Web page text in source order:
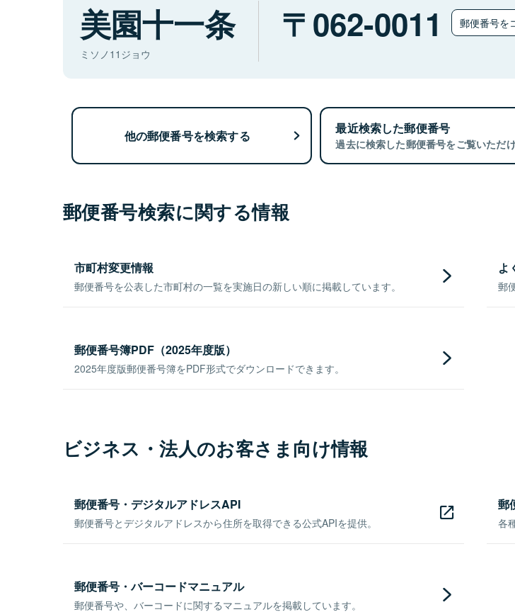
美園十一条
ミソノ11ジョウ
062-0011 郵便番号を
他の郵便番号を検索する 最近検索した郵便番号
過去に検索した郵便番号をご覧いただけ
郵便番号検索に関する情報
市町村変更情報
郵便番号を公表した市町村の一覧を実施日の新しい順に掲載しています。
よ
郵
郵便番号簿PDF（2025年度版）
2025年度版郵便番号簿をPDF形式でダウンロードできます。
ビジネス・法人のお客さま向け情報
郵便番号・デジタルアドレスAPI
郵便番号とデジタルアドレスから住所を取得できる公式APIを提供。
郵
各
郵便番号・バーコードマニュアル
郵便番号や、バーコードに関するマニュアルを掲載しています。